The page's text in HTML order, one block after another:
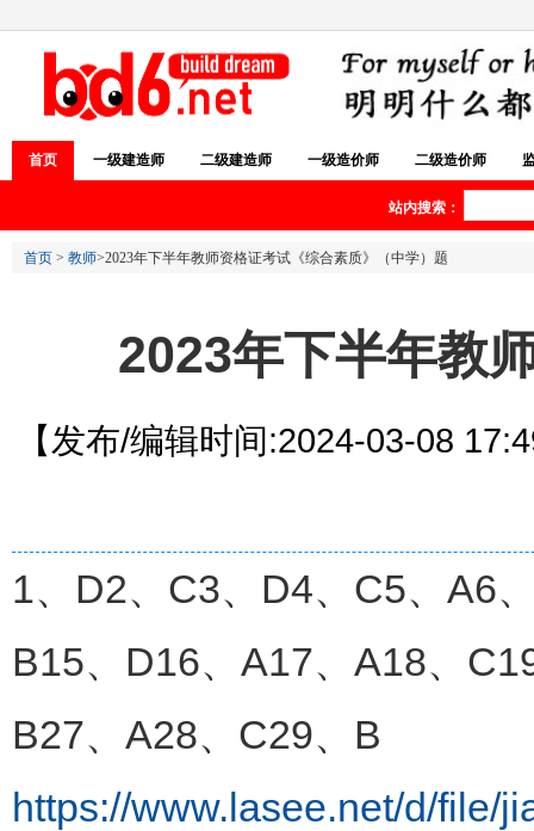
首页 一级建造师 二级建造师 一级造价师 二级造价师
站内搜索：
首页 > 教师>2023年下半年教师资格证考试《综合素质》（中学）题
2023年下半年教
【发布/编辑时间:2024-03-08
1、D2、C3、D4、C5、A6
B15、D16、A17、A18、
B27、A28、C29、B
https://www.lasee.net/d/file/